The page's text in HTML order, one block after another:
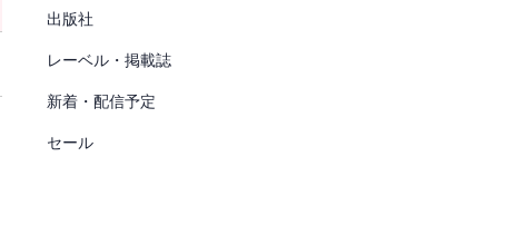
出版社
レーベル・掲載誌
新着・配信予定
セール